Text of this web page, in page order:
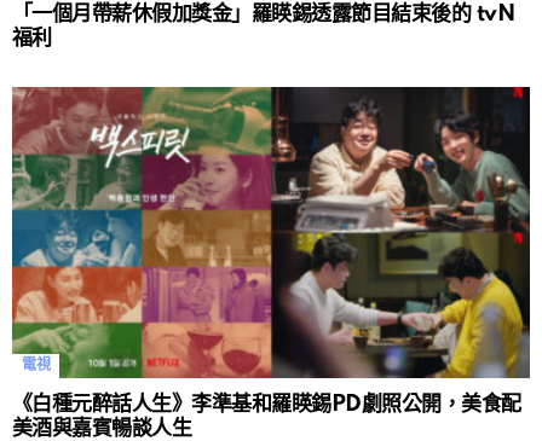
「一個月帶薪休假加獎金」羅䁐錫透露節目結束後的 tvN
福利
電視
《白種元醉話人生》李準基和羅䁐錫PD劇照公開，美食配
美酒與嘉賓暢談人生